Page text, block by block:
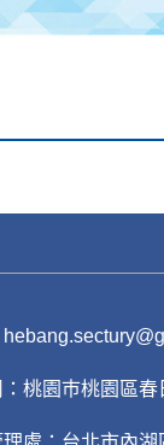
桃園巿桃園區